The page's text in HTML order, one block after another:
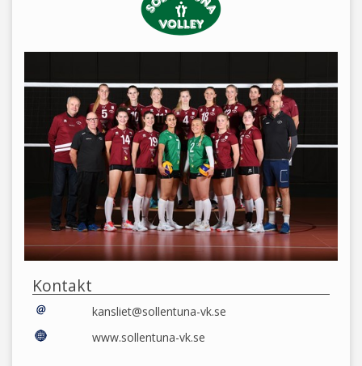
Kontakt
kansliet@sollentuna-vk.se
www.sollentuna-vk.se